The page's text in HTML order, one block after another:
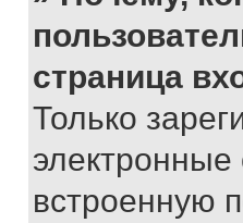
страница
Только
встроенную